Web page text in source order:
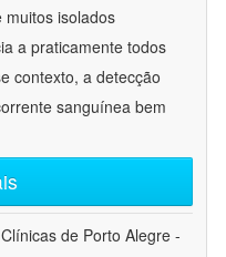
muitos isolados
a praticamente todos
contexto, a detecção
sanguínea bem
de Porto Alegre -